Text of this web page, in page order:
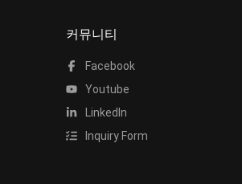
커뮤니티
Facebook
Youtube
LinkedIn
Inquiry Form